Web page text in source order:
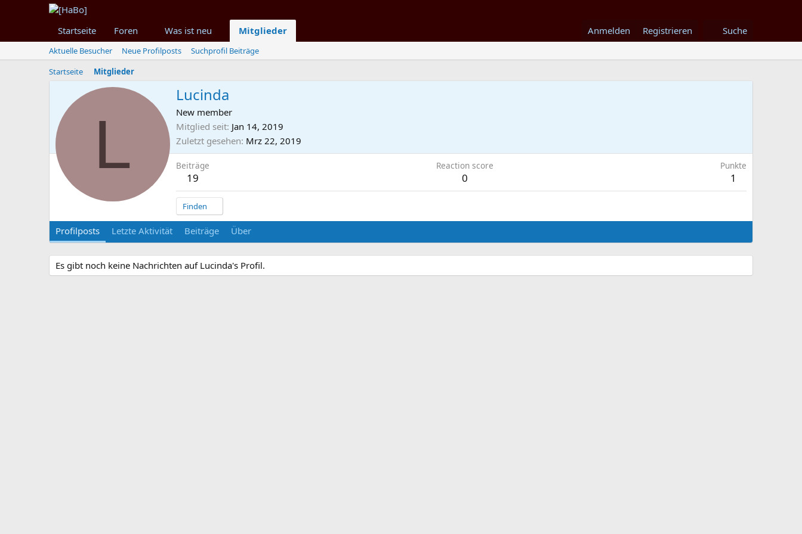
Startseite Foren Was ist neu Mitglieder Anmelden Registrieren Suche
Aktuelle Besucher Neue Profilposts
Suchprofil Beiträge
Startseite
Mitglieder
L
Lucinda
New member
Mitglied seit Jan 14, 2019
Zuletzt gesehen Mrz 22, 2019
Beiträge
19
Reaction score
0
Punkte
1
Finden
Profilposts Letzte Aktivität Beiträge Über
Es gibt noch keine Nachrichten auf Lucinda's Profil.